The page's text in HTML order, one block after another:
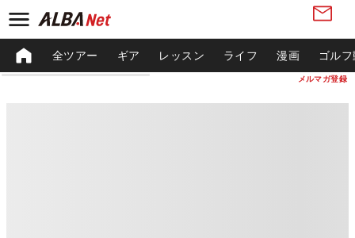
メルマガ登録
全ツアー ギア レッスン ライフ 漫画 ゴル